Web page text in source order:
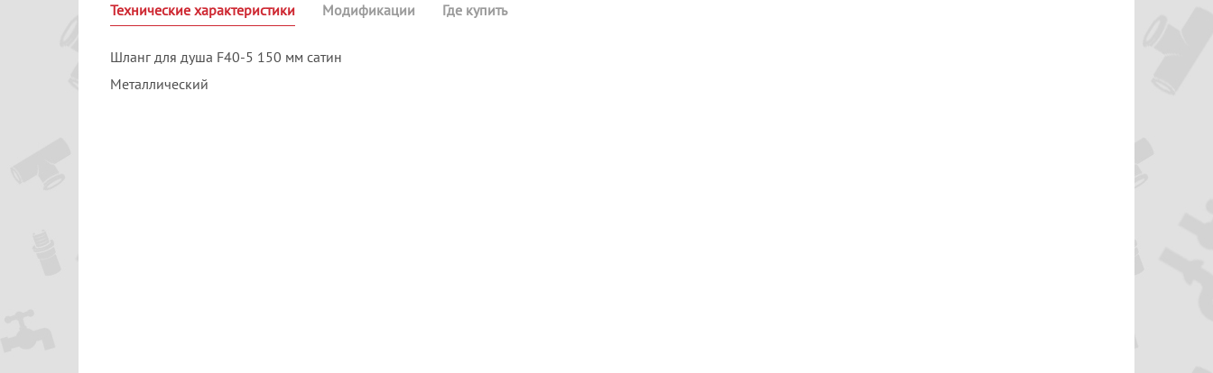
Технические характеристики Модификации Где купить
Шланг для душа F40-5 150 мм сатин
Металлический